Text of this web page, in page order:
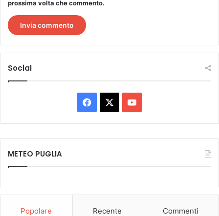
prossima volta che commento.
Social
Facebook You
Tube
METEO PUGLIA
Popolare Recente Commenti